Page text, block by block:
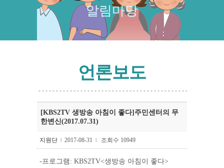
알림마당
언론보도
[KBS2TV 생방송 아침이 좋다]주민센터의 무
한변신(2017.07.31)
지원단 l 2017-08-31 l 조회수 10949
-프로그램: KBS2TV<생방송 아침이 좋다>